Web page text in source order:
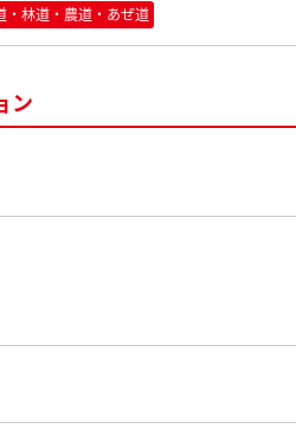
・林道・農道・あぜ道
ン